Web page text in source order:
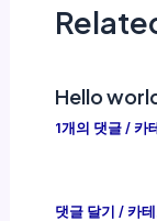
Hello
1개의 댓글 / 카
댓글 달기 / 카